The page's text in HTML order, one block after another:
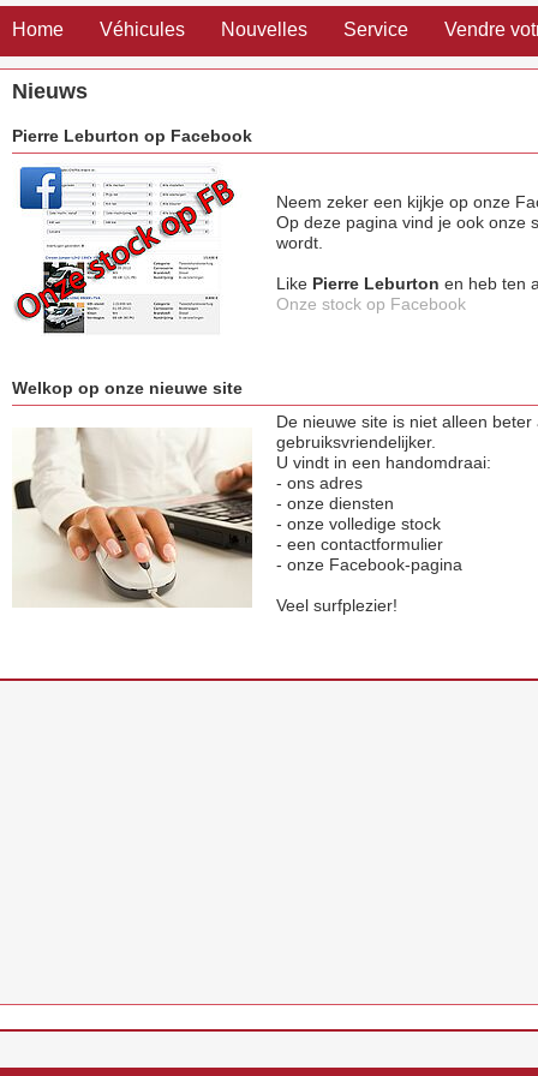
Home Véhicules Nouvelles Service Vendre
Nieuws
Pierre Leburton op Facebook
Neem zeker een kijkje op onze
Op deze pagina vind je ook onze
wordt.
Like Pierre Leburton en heb ten
Onze stock op Facebook
Welkop op onze nieuwe site
De nieuwe site is niet alleen
gebruiksvriendelijker.
U vindt in een handomdraai:
- ons adres
- onze diensten
- onze volledige stock
- een contactformulier
- onze Facebook-pagina
Veel surfplezier!